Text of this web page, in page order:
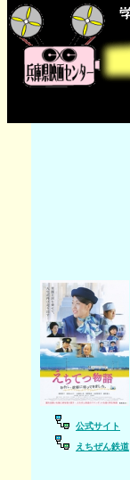
公式サイト
えちぜん鉄道